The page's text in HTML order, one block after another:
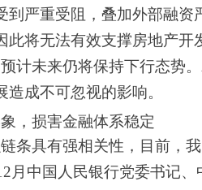
到严重受阻，叠加外部融
此将无法有效支撑房地产
计未来仍将保持下行态势
成不可忽视的影响。
，损害金融体系稳定
条具有强相关性，目前，
月中国人民银行党委书记